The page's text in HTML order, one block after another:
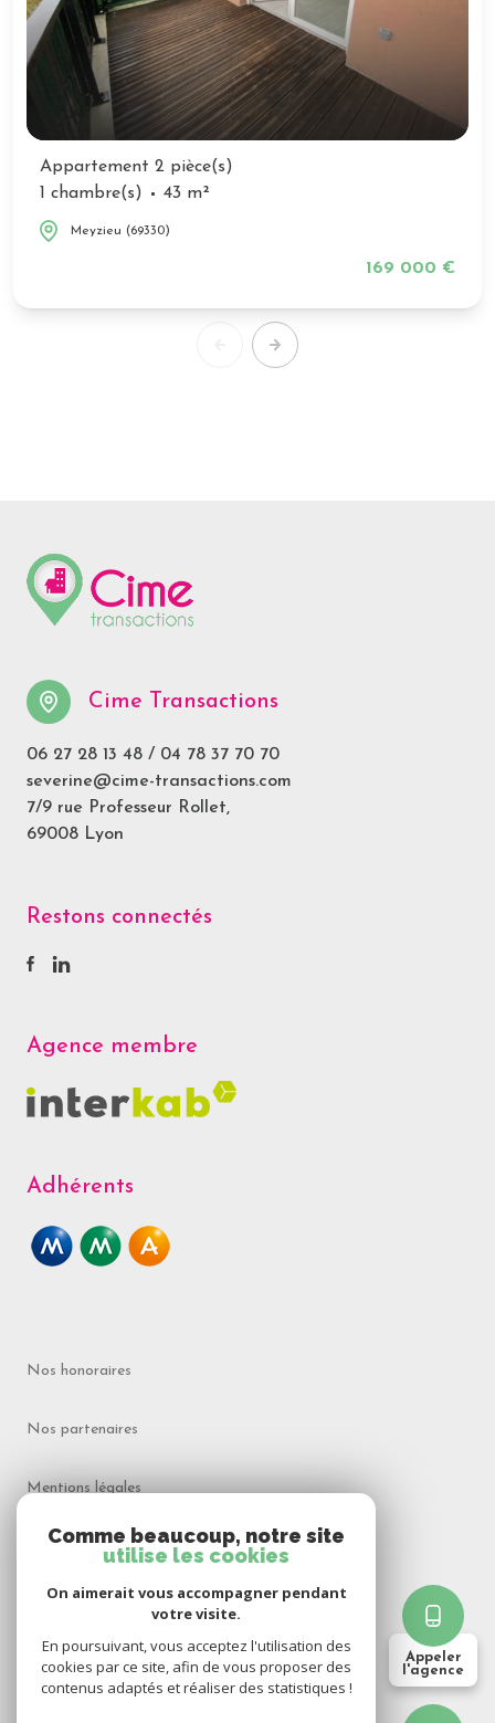
Appeler
l'agence
Appartement 2 pièce(s)
1 chambre(s)
43 m²
Meyzieu (69330)
169 000 €
Cime Transactions
06 27 28 13 48 / 04 78 37 70 70
severine@cime-transactions.com
7/9 rue Professeur Rollet,
69008 Lyon
Restons connectés
Agence membre
Adhérents
Nos honoraires
Nos partenaires
Mentions légales
Admin
Cookies
Comme beaucoup, notre site
utilise les cookies
On aimerait vous accompagner pendant
votre visite.
En poursuivant, vous acceptez l'utilisation des
cookies par ce site, afin de vous proposer des
contenus adaptés et réaliser des statistiques !